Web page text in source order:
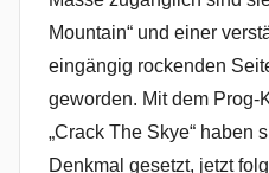
Mountain“ und einer
eingängig rockenden
geworden. Mit dem Prog-
„Crack The Skye“ haben
Denkmal gesetzt, jetzt